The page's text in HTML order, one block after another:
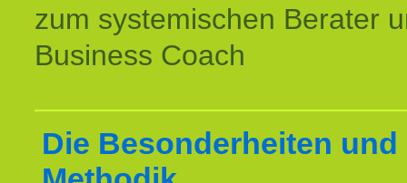
zum systemischen Berater
Business Coach
Die Besonderheiten und